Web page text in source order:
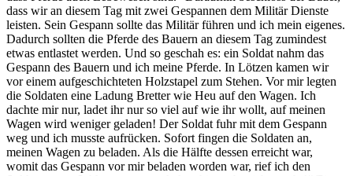
dass wir an diesem Tag mit zwei Gespannen dem Militär Dienste
leisten. Sein Gespann sollte das Militär führen und ich mein eigenes.
Dadurch sollten die Pferde des Bauern an diesem Tag zumindest
etwas entlastet werden. Und so geschah es: ein Soldat nahm das
Gespann des Bauern und ich meine Pferde. In Lötzen kamen wir
vor einem aufgeschichteten Holzstapel zum Stehen. Vor mir legten
die Soldaten eine Ladung Bretter wie Heu auf den Wagen. Ich
dachte mir nur, ladet ihr nur so viel auf wie ihr wollt, auf meinen
Wagen wird weniger geladen! Der Soldat fuhr mit dem Gespann
weg und ich musste aufrücken. Sofort fingen die Soldaten an,
meinen Wagen zu beladen. Als die Hälfte dessen erreicht war,
womit das Gespann vor mir beladen worden war, rief ich den